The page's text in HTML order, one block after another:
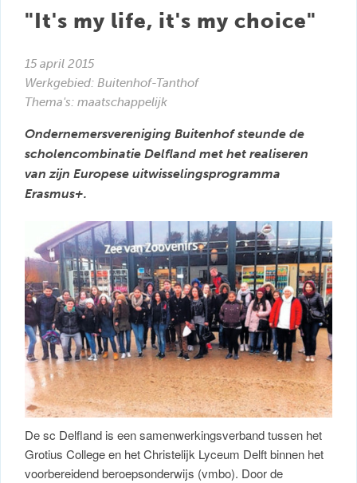
"It's my life, it's my choice"
15 april 2015
Werkgebied: Buitenhof-Tanthof
Thema's: maatschappelijk
Ondernemersvereniging Buitenhof steunde de
scholencombinatie Delfland met het realiseren
van zijn Europese uitwisselingsprogramma
Erasmus+.
De sc Delfland is een samenwerkingsverband tussen het
Grotius College en het Christelijk Lyceum Delft binnen het
voorbereidend beroepsonderwijs (vmbo). Door de